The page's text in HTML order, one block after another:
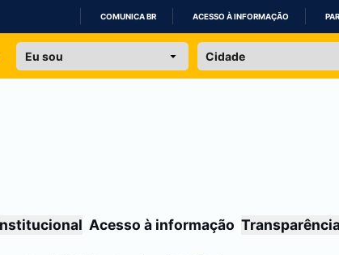
IR
COMUNICA BR ACESSO À INFORMAÇÃO
Acesso à informação